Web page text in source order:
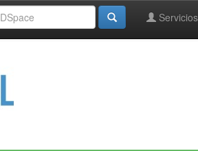
Servicios